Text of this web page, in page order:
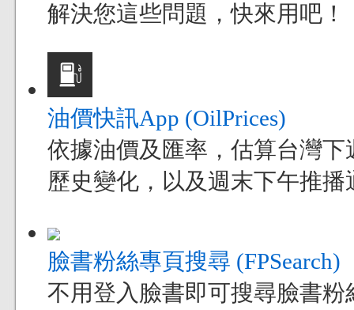
解決您這些問題，快來用吧！
油價快訊App (OilPrices)
依據油價及匯率，估算台灣
歷史變化，以及週末下午推
臉書粉絲專頁搜尋 (FPSearch)
不用登入臉書即可搜尋臉書